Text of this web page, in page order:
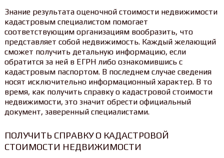
Знание результата оценочной стоимости недвижимости
кадастровым специалистом помогает
соответствующим организациям вообразить, что
представляет собой недвижимость. Каждый желающий
сможет получить детальную информацию, если
обратится за ней в ЕГРН либо ознакомившись с
кадастровым паспортом. В последнем случае сведения
носят исключительно информационный характер. В то
время, как получить справку о кадастровой стоимости
недвижимости, это значит обрести официальный
документ, заверенный специалистами.
ПОЛУЧИТЬ СПРАВКУ О КАДАСТРОВОЙ
СТОИМОСТИ НЕДВИЖИМОСТИ